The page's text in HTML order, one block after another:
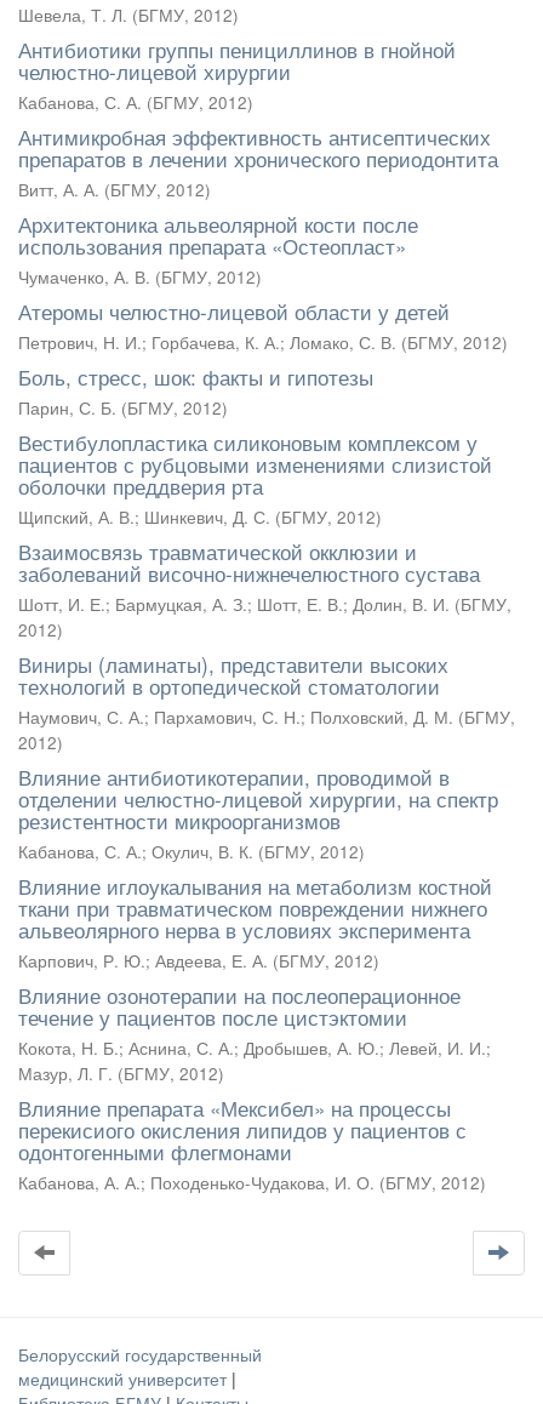
Шевела, Т. Л. (БГМУ, 2012)
Антибиотики группы пенициллинов в гнойной
челюстно-лицевой хирургии
Кабанова, С. А. (БГМУ, 2012)
Антимикробная эффективность антисептических
препаратов в лечении хронического периодонтита
Витт, А. А. (БГМУ, 2012)
Архитектоника альвеолярной кости после
использования препарата «Остеопласт»
Чумаченко, А. В. (БГМУ, 2012)
Атеромы челюстно-лицевой области у детей
Петрович, Н. И.; Горбачева, К. А.; Ломако, С. В. (БГМУ, 2012)
Боль, стресс, шок: факты и гипотезы
Парин, С. Б. (БГМУ, 2012)
Вестибулопластика силиконовым комплексом у
пациентов с рубцовыми изменениями слизистой
оболочки преддверия рта
Щипский, А. В.; Шинкевич, Д. С. (БГМУ, 2012)
Взаимосвязь травматической окклюзии и
заболеваний височно-нижнечелюстного сустава
Шотт, И. Е.; Бармуцкая, А. З.; Шотт, Е. В.; Долин, В. И. (БГМУ,
2012)
Виниры (ламинаты), представители высоких
технологий в ортопедической стоматологии
Наумович, С. А.; Пархамович, С. Н.; Полховский, Д. М. (БГМУ,
2012)
Влияние антибиотикотерапии, проводимой в
отделении челюстно-лицевой хирургии, на спектр
резистентности микроорганизмов
Кабанова, С. А.; Окулич, В. К. (БГМУ, 2012)
Влияние иглоукалывания на метаболизм костной
ткани при травматическом повреждении нижнего
альвеолярного нерва в условиях эксперимента
Карпович, Р. Ю.; Авдеева, Е. А. (БГМУ, 2012)
Влияние озонотерапии на послеоперационное
течение у пациентов после цистэктомии
Кокота, Н. Б.; Аснина, С. А.; Дробышев, А. Ю.; Левей, И. И.;
Мазур, Л. Г. (БГМУ, 2012)
Влияние препарата «Мексибел» на процессы
перекисиого окисления липидов у пациентов с
одонтогенными флегмонами
Кабанова, А. А.; Походенько-Чудакова, И. О. (БГМУ, 2012)
Белорусский государственный
медицинский университет |